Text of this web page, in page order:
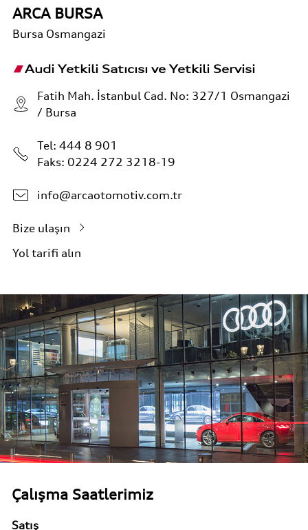
ARCA BURSA
Bursa Osmangazi
Audi Yetkili Satıcısı ve Yetkili Servisi
Fatih Mah. İstanbul Cad. No: 327/1 Osmangazi
/ Bursa
Tel: 444 8 901
Faks: 0224 272 3218-19
info@arcaotomotiv.com.tr
Bize ulaşın
Yol tarifi alın
Çalışma Saatlerimiz
Satış